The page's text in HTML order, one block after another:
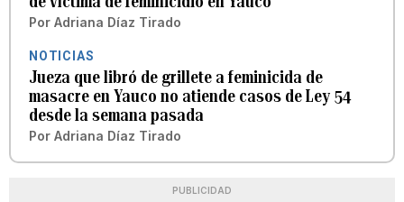
Por Adriana Díaz Tirado
NOTICIAS
Jueza que libró de grillete a feminicida de
masacre en Yauco no atiende casos de Ley 54
desde la semana pasada
Por Adriana Díaz Tirado
PUBLICIDAD